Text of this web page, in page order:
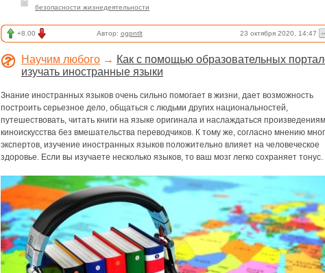
безопасности жизнедеятельности
+8.00 Автор: ogpntlt 23 октября 2020, 14:47
Научим любого → Как с помощью образовательных
изучать иностранные языки
Знание иностранных языков очень сильно помогает в жизни, дает возможность
построить серьезное дело, общаться с людьми других национальностей,
путешествовать, читать книги на языке оригинала и наслаждаться
киноискусства без вмешательства переводчиков. К тому же, согласно мнению
экспертов, изучение иностранных языков положительно влияет на человеческое
здоровье. Если вы изучаете несколько языков, то ваш мозг легко сохраняет тонус.